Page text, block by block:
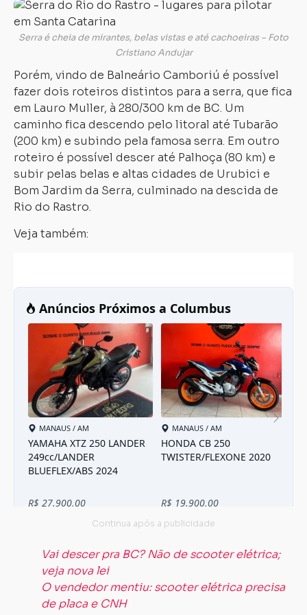
Serra é cheia de mirantes, belas vistas e até cachoeiras – Foto
Cristiano Andujar
Porém, vindo de Balneário Camboriú é possível
fazer dois roteiros distintos para a serra, que fica
em Lauro Muller, à 280/300 km de BC. Um
caminho fica descendo pelo litoral até Tubarão
(200 km) e subindo pela famosa serra. Em outro
roteiro é possível descer até Palhoça (80 km) e
subir pelas belas e altas cidades de Urubici e
Bom Jardim da Serra, culminado na descida de
Rio do Rastro.
Veja também:
Vai descer pra BC? Não de scooter elétrica;
veja nova lei
O vendedor mentiu: scooter elétrica precisa
de placa e CNH